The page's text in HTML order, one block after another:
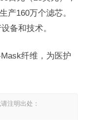
产160万个滤芯。
备和技术。
纤维，为医护
注明出处：